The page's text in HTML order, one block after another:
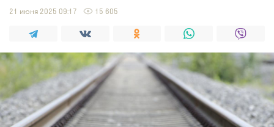
21 июня 2025 09:17 15 605